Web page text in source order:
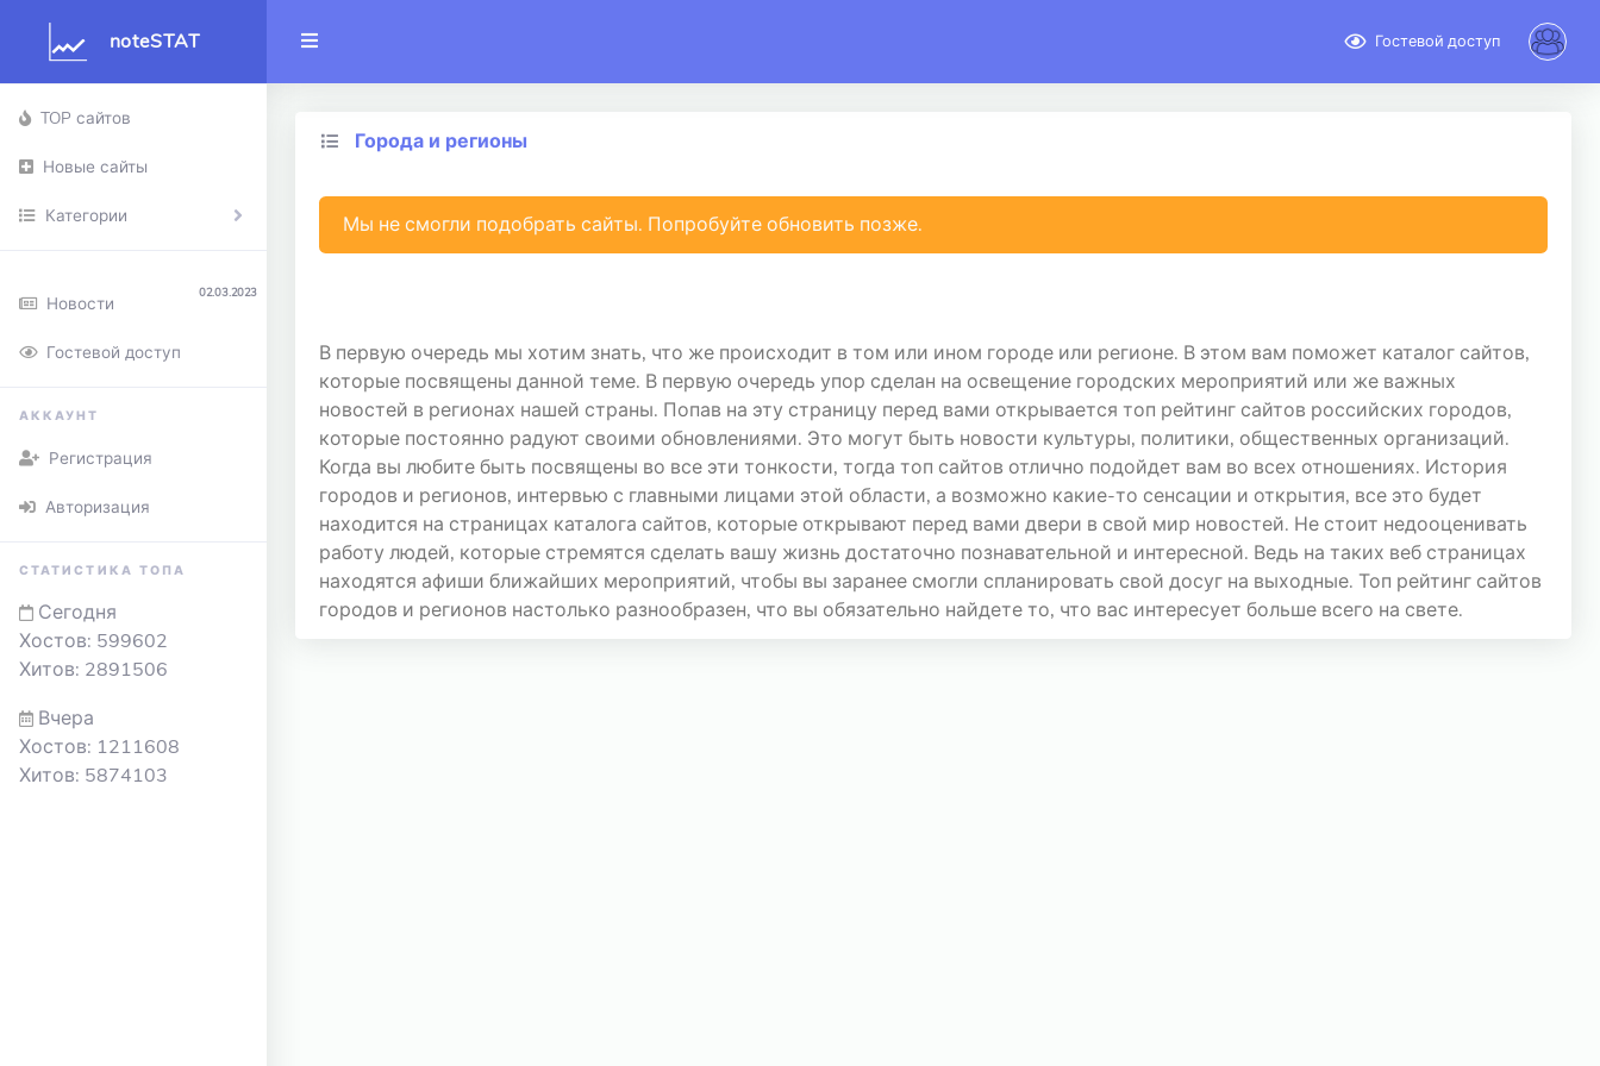
noteSTAT
TOP сайтов
Новые сайты
Категории
Новости
02.03.2023
Гостевой доступ
АККАУНТ
Регистрация
Авторизация
СТАТИСТИКА ТОПА
Сегодня
Хостов: 599602
Хитов: 2891506
Вчера
Хостов: 1211608
Хитов: 5874103
Гостевой доступ
Города и регионы
Мы не смогли подобрать сайты. Попробуйте обновить позже.
В первую очередь мы хотим знать, что же происходит в том или ином городе или регионе. В этом вам поможет каталог сайтов,
которые посвящены данной теме. В первую очередь упор сделан на освещение городских мероприятий или же важных
новостей в регионах нашей страны. Попав на эту страницу перед вами открывается топ рейтинг сайтов российских городов,
которые постоянно радуют своими обновлениями. Это могут быть новости культуры, политики, общественных организаций.
Когда вы любите быть посвящены во все эти тонкости, тогда топ сайтов отлично подойдет вам во всех отношениях. История
городов и регионов, интервью с главными лицами этой области, а возможно какие-то сенсации и открытия, все это будет
находится на страницах каталога сайтов, которые открывают перед вами двери в свой мир новостей. Не стоит недооценивать
работу людей, которые стремятся сделать вашу жизнь достаточно познавательной и интересной. Ведь на таких веб страницах
находятся афиши ближайших мероприятий, чтобы вы заранее смогли спланировать свой досуг на выходные. Топ рейтинг сайтов
городов и регионов настолько разнообразен, что вы обязательно найдете то, что вас интересует больше всего на свете.